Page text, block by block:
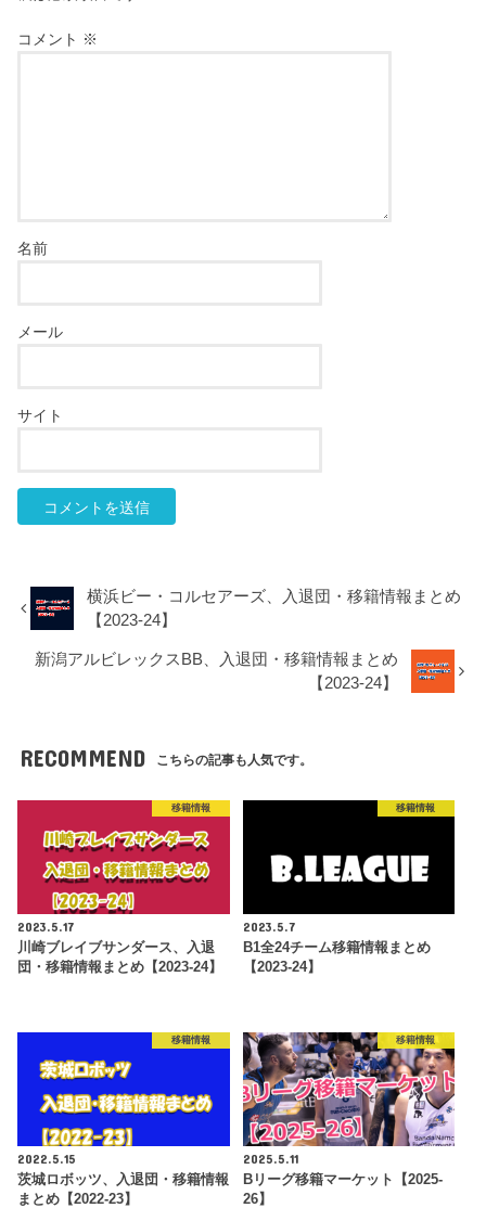
コメント ※
名前
メール
サイト
横浜ビー・コルセアーズ、入退団・移籍情報まとめ
【2023-24】
新潟アルビレックスBB、入退団・移籍情報まとめ
【2023-24】
RECOMMEND こちらの記事も人気です。
移籍情報
2023.5.17
川崎ブレイブサンダース、入退
団・移籍情報まとめ【2023-24】
移籍情報
2023.5.7
B1全24チーム移籍情報まとめ
【2023-24】
移籍情報
2022.5.15
茨城ロボッツ、入退団・移籍情報
まとめ【2022-23】
移籍情報
2025.5.11
Bリーグ移籍マーケット【2025-
26】